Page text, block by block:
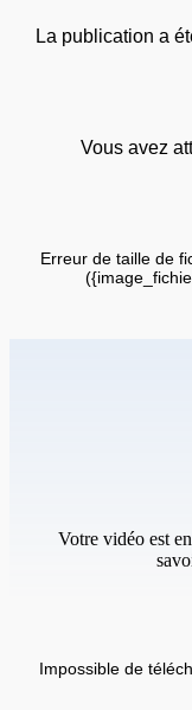
La publication a
Vous avez
Erreur de taille de
Votre vidéo est
Impossible de